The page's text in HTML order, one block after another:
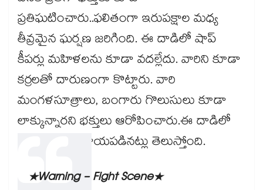
ప్రతిఘటించారు..ఫలితంగా ఇరుపక్షాల మధ్య
తీవ్రమైన ఘర్షణ జరిగింది. ఈ దాడిలో షాప్
కీపర్లు మహిళలను కూడా వదల్లేదు. వారిని కూడా
కర్రలతో దారుణంగా కొట్టారు. వారి
మంగళసూత్రాలు, బంగారు గొలుసులు కూడా
లాక్కున్నారని భక్తులు ఆరోపించారు.ఈ దాడిలో
పిల్లలు కూడా గాయపడినట్లు తెలుస్తోంది.
*Warning - Fight Scene*